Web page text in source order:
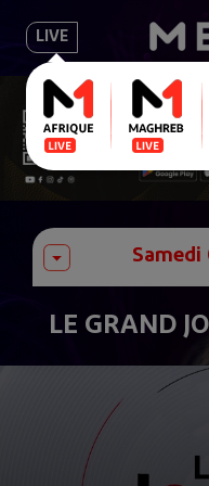
LIVE
LE GRAND